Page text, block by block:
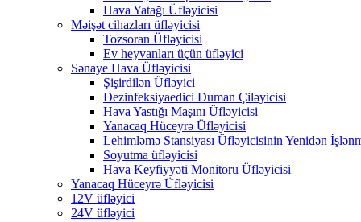
Hava Yatağı Üfləyicisi
Məişət cihazları üfləyicisi
Tozsoran Üfləyicisi
Ev heyvanları üçün üfləyici
Sənaye Hava Üfləyicisi
Şişirdilən Üfləyici
Dezinfeksiyaedici Duman Çiləyicisi
Hava Yastığı Maşını Üfləyicisi
Yanacaq Hüceyrə Üfləyicisi
Lehimləmə Stansiyası Üfləyicisinin Yenidən
Soyutma üfləyicisi
Hava Keyfiyyəti Monitoru Üfləyicisi
Yanacaq Hüceyrə Üfləyicisi
12V üfləyici
24V üfləyici